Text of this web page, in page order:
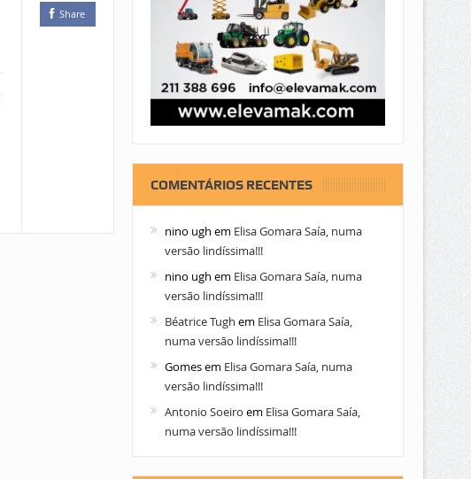
Share
COMENTÁRIOS RECENTES
nino ugh em Elisa Gomara Saía, numa
versão lindíssima!!!
nino ugh em Elisa Gomara Saía, numa
versão lindíssima!!!
Béatrice Tugh em Elisa Gomara Saía,
numa versão lindíssima!!!
Gomesem Elisa Gomara Saía, numa
versão lindíssima!!!
Antonio Soeiro em Elisa Gomara Saía,
numa versão lindíssima!!!